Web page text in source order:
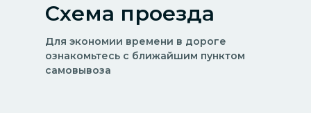
Схема проезда
Для экономии времени в дороге
ознакомьтесь с ближайшим пунктом
самовывоза